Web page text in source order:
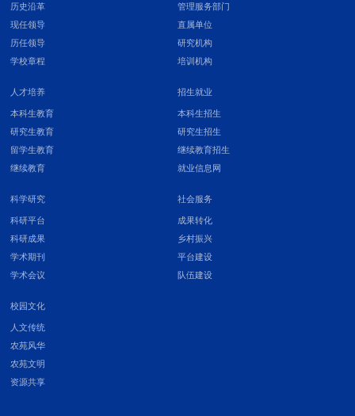
历史沿革
现任领导
历任领导
学校章程
管理服务部门
直属单位
研究机构
培训机构
人才培养
本科生教育
研究生教育
留学生教育
继续教育
招生就业
本科生招生
研究生招生
继续教育招生
就业信息网
科学研究
科研平台
科研成果
学术期刊
学术会议
社会服务
成果转化
乡村振兴
平台建设
队伍建设
校园文化
人文传统
农苑风华
农苑文明
资源共享